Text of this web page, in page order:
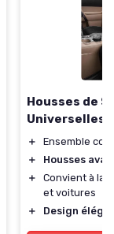
Housses de
Universelles
＋
Ensemble
＋
Housses
＋
Convient à la
et voitures
＋
Design